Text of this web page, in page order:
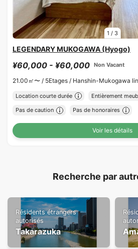
1 / 3
LEGENDARY MUKOGAWA (Hyogo)
¥60,000 - ¥60,000 Non Vacant
21.00㎡〜 / 5Etages / Hanshin-Mukogawa
Location courte durée Entièrement
Pas de caution Pas de honoraires
Voir les détails
Recherche par
Résidents étrangers
autorisés
Takarazuka